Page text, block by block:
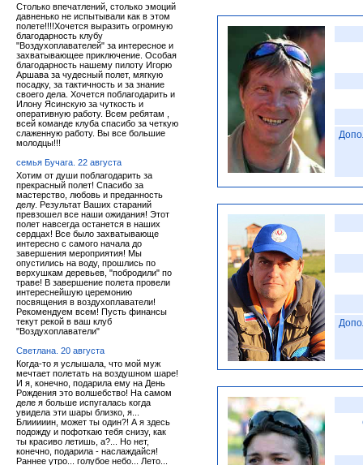
Столько впечатлений, столько эмоций
давненько не испытывали как в этом
полете!!!!Хочется выразить огромную
благодарность клубу
"Воздухоплавателей" за интересное и
захватывающее приключение. Особая
благодарность нашему пилоту Игорю
Аршава за чудесный полет, мягкую
посадку, за тактичность и за знание
своего дела. Хочется поблагодарить и
Илону Ясинскую за чуткость и
оперативную работу. Всем ребятам ,
всей команде клуба спасибо за четкую
слаженную работу. Вы все большие
молодцы!!!
семья Бучага. 22 августа
Хотим от души поблагодарить за
прекрасный полет! Спасибо за
мастерство, любовь и преданность
делу. Результат Ваших стараний
превзошел все наши ожидания! Этот
полет навсегда останется в наших
сердцах! Все было захватывающе
интересно с самого начала до
завершения мероприятия! Мы
опустились на воду, прошлись по
верхушкам деревьев, "побродили" по
траве! В завершение полета провели
интереснейшую церемонию
посвящения в воздухоплаватели!
Рекомендуем всем! Пусть финансы
текут рекой в ваш клуб
"Воздухоплаватели"
Светлана. 20 августа
Когда-то я услышала, что мой муж
мечтает полетать на воздушном шаре!
И я, конечно, подарила ему на День
Рождения это волшебство! На самом
деле я больше испугалась когда
увидела эти шары близко, я...
Блииииин, может ты один?! А я здесь
подожду и пофоткаю тебя снизу, как
ты красиво летишь, а?... Но нет,
конечно, подарила - наслаждайся!
Раннее утро... голубое небо... Лето...